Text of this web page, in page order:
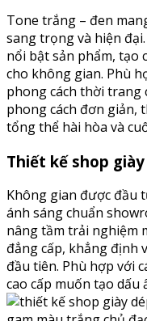
Tone trắng – đen
sang trọng và hiện
nổi bật sản phẩm, tạo
cho không gian. Phù
phong cách thời trang
phong cách đơn giản,
tổng thể hài hòa và
Thiết kế shop
Không gian được đầu
ánh sáng chuẩn
nâng tầm trải nghiệm
đẳng cấp, khẳng định
đầu tiên. Phù hợp với
cao cấp muốn tạo